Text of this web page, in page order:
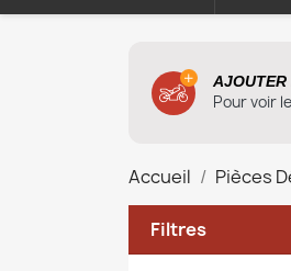
Pour voir
AJOUTER
Accueil Pièces
Filtres